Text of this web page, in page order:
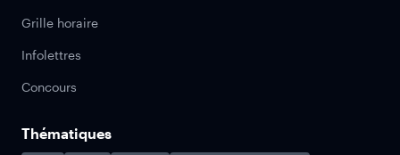
Grille horaire
Infolettres
Concours
Thématiques